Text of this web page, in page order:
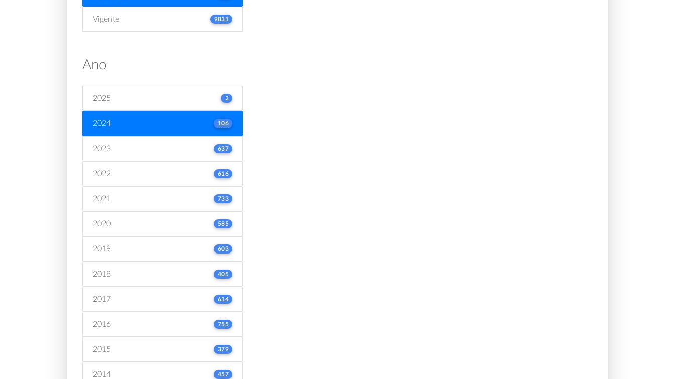
Vigente 9831
Ano
2025 2
2024 106
2023 637
2022 616
2021 733
2020 585
2019 603
2018 405
2017 614
2016 755
2015 379
2014 457